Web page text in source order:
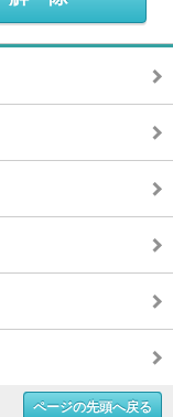
ページの先頭へ戻る